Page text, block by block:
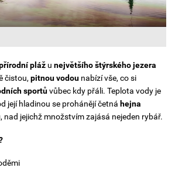
pláž u největšího štýrského jezera
čistou, pitnou vodou nabízí vše, co si
sportůvůbec kdy přáli. Teplota vody je
její hladinou se prohánějí četná hejna
, nad jejichž množstvím zajásá nejeden rybář.